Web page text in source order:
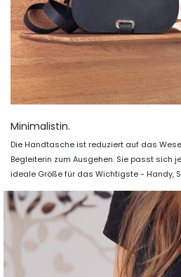
Minimalistin.
Die Handtasche ist reduziert auf das
Begleiterin zum Ausgehen. Sie passt sich
ideale Größe für das Wichtigste - Handy,